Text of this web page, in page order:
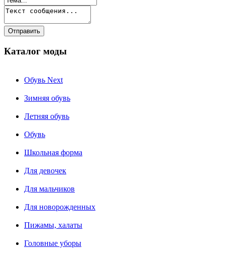
Каталог моды
Обувь Next
Зимняя обувь
Летняя обувь
Обувь
Школьная форма
Для девочек
Для мальчиков
Для новорожденных
Пижамы, халаты
Головные уборы